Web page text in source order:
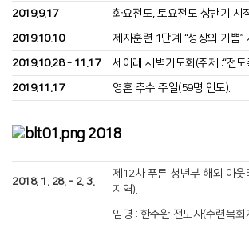
2019.9.17
화요전도, 토요전도 상반기 시
2019.10.10
제자훈련 1단계 “성장의 기쁨”
2019.10.28 - 11.17
세이레 새벽기도회(주제 :“전도
2019.11.17
영혼 추수 주일(59명 인도).
2018
2018. 1. 28. - 2. 3.
제12차 푸른 청년부 해외 아웃
지역).
임명 : 한주완 전도사(수련목회